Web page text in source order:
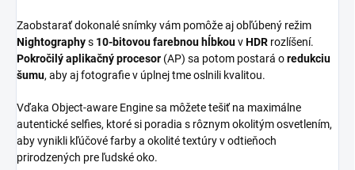
Zaobstarať dokonalé snímky vám pomôže aj obľúbený režim
Nightographys 10-bitovou farebnou hĺbkouvHDR rozlíšení.
Pokročilý aplikačný procesor (AP) sa potom postará oredukciu
šumu, aby aj fotografie v úplnej tme oslnili kvalitou.
Vďaka Object-aware Engine sa môžete tešiť na maximálne
autentické selfies, ktoré si poradia s rôznym okolitým osvetlením,
aby vynikli kľúčové farby a okolité textúry v odtieňoch
prirodzených pre ľudské oko.